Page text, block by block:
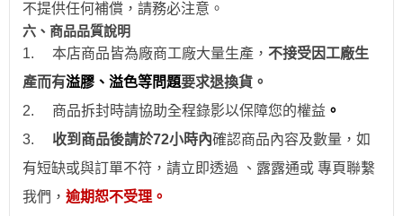
不提供任何補償，請務必注意。
六、商品品質說明
1.
本店商品皆為廠商工廠大量生產， 不接受因工廠生
產而有溢膠、溢色等問題要求退換貨。
2.
商品拆封時請協助全程錄影以保障您的權益 。
3.
收到商品後請於72小時內確認商品內容及數量，如
有短缺或與訂單不符，請立即透過
、露露通或 專頁聯繫
我們， 逾期恕不受理。